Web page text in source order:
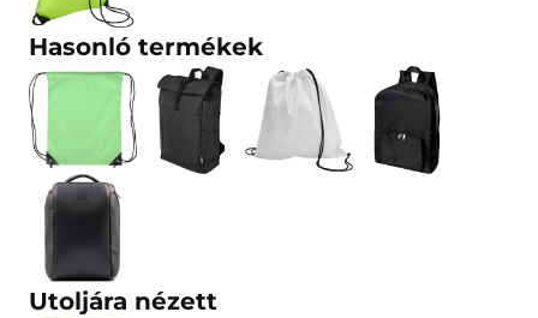
Hasonló termékek
Utoljára nézett